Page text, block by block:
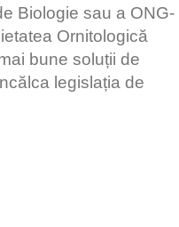
Biologie sau a ONG-
Ornitologică
bune soluții de
legislația de